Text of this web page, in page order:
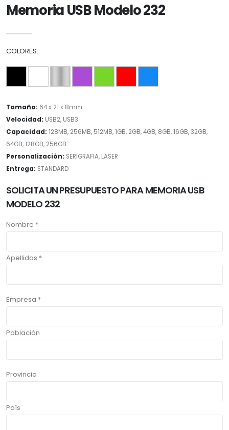
Memoria USB Modelo 232
COLORES:
Tamaño: 64 x 21 x 8mm
Velocidad: USB2, USB3
Capacidad: 128MB, 256MB, 512MB, 1GB, 2GB, 4GB, 8GB, 16GB, 32GB,
64GB, 128GB, 256GB
Personalización: SERIGRAFIA, LASER
Entrega: STANDARD
SOLICITA UN PRESUPUESTO PARA MEMORIA USB
MODELO 232
Nombre *
Apellidos *
Empresa *
Población
Provincia
País